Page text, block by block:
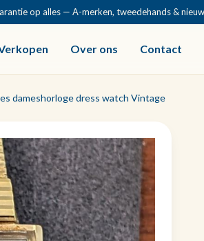
op alles — A-merken, tweedehands & nieuw
Over ons Contact
dameshorloge dress watch Vintage